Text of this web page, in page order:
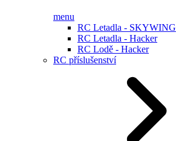
menu
RC Letadla - SKYWING
RC Letadla - Hacker
RC Lodě - Hacker
RC příslušenství